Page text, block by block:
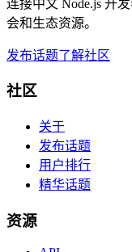
连接中文 Node.js 开
会和生态资源。
发布话题了解社区
社区
关于
发布话题
用户排行
精华话题
资源